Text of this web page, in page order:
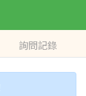
詢問記錄